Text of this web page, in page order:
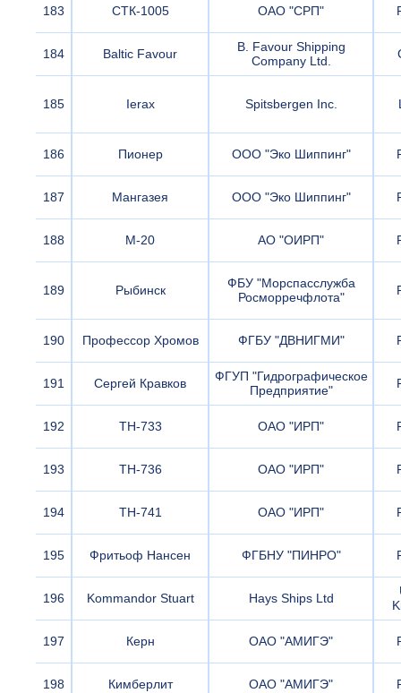
183 СТК-1005 ОАО "СРП"
184 Baltic Favour
B. Favour Shipping
Company Ltd.
185 Ierax Spitsbergen Inc.
186 Пионер ООО "Эко Шиппинг"
187 Мангазея ООО "Эко Шиппинг"
188 М-20 АО "ОИРП"
189 Рыбинск
ФБУ "Морспасслужба
Росморречфлота"
190 Профессор Хромов ФГБУ "ДВНИГМИ"
191 Сергей Кравков
ФГУП "Гидрографическое
Предприятие"
192 ТН-733 ОАО "ИРП"
193 ТН-736 ОАО "ИРП"
194 ТН-741 ОАО "ИРП"
195 Фритьоф Нансен ФГБНУ "ПИНРО"
196 Kommandor Stuart Hays Ships Ltd
197 Керн ОАО "АМИГЭ"
198 Кимберлит ОАО "АМИГЭ"